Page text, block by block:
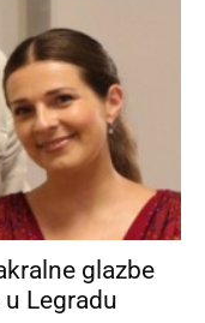
glazbe
Legradu